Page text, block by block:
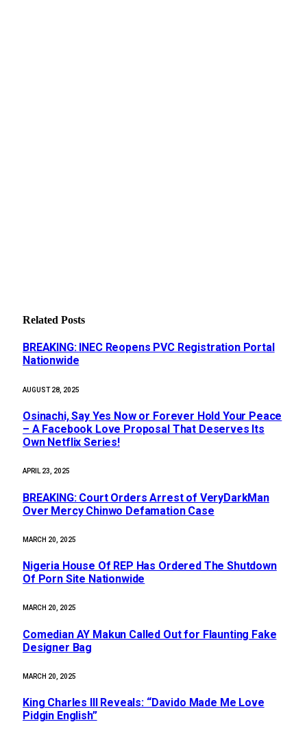
Related Posts
BREAKING: INEC Reopens PVC Registration Portal
Nationwide
AUGUST 28, 2025
Osinachi, Say Yes Now or Forever Hold Your Peace
– A Facebook Love Proposal That Deserves Its
Own Netflix Series!
APRIL 23, 2025
BREAKING: Court Orders Arrest of VeryDarkMan
Over Mercy Chinwo Defamation Case
MARCH 20, 2025
Nigeria House Of REP Has Ordered The Shutdown
Of Porn Site Nationwide
MARCH 20, 2025
Comedian AY Makun Called Out for Flaunting Fake
Designer Bag
MARCH 20, 2025
King Charles III Reveals: “Davido Made Me Love
Pidgin English”